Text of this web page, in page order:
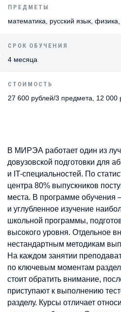
ПРЕДМЕТЫ
математика, русский язык,
СРОК ОБУЧЕНИЯ
4 месяца
СТОИМОСТЬ
27 600 рублей/3 предмета, 12 000
В МИРЭА работает один из
довузовской подготовки для
и IT-специальностей. По
центра 80% выпускников
места. В программе обучения
и углубленное изучение
школьной программы,
высокого уровня. Отдельное
нестандартным методикам
На каждом занятии
по ключевым моментам
стоит обратить внимание,
приступают к выполнению
разделу. Курсы отличает